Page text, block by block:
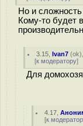
Но и
Кому-то будет
3.15 ,Ivan7 (ok
[к модератору]
Для
4.17 ,
[к